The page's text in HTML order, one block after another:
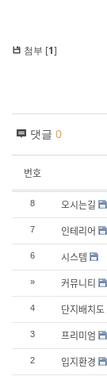
첨부 [1]
댓글 0
번호
8 오시는길
7 인테리어
6 시스템
» 커뮤니티
4 단지배치도
3 프리미엄
2 입지환경